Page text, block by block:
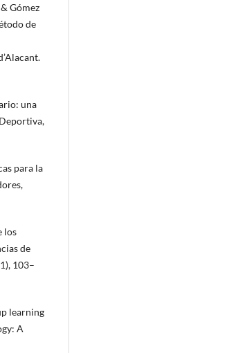
Gómez
de
una
para la
los
de
103–
learning
A